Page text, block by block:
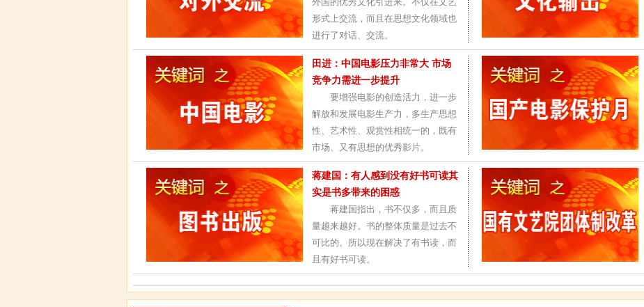
形式上交流，而且在思想文化领域也
进行了对话、交流。
田进：中国电影压力非常大 市场
竞争力需进一步提升
要增强电影的创造活力，进一步
解放和发展电影生产力，多生产思想
性、艺术性、观赏性相统一的，既有
市场、又有思想的优秀影片。
蒋建国：有人感到没有好书可读其
实是书多带来的困惑
蒋建国指出，书不仅多，而且质
量越来越好。书的整体质量是过去不
可比的。所以现在解决了有书读，而
且有好书可读。